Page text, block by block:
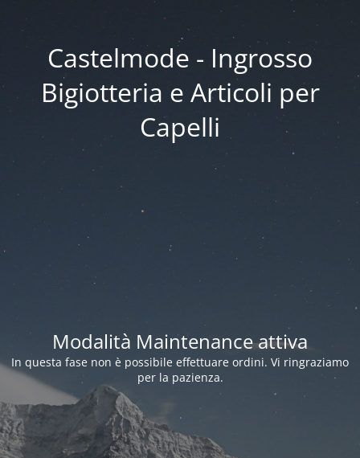
Castelmode - Ingrosso
Bigiotteria e Articoli per
Capelli
Modalità Maintenance attiva
In questa fase non è possibile effettuare ordini. Vi ringraziamo
per la pazienza.